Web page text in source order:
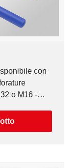
con
o M16 -